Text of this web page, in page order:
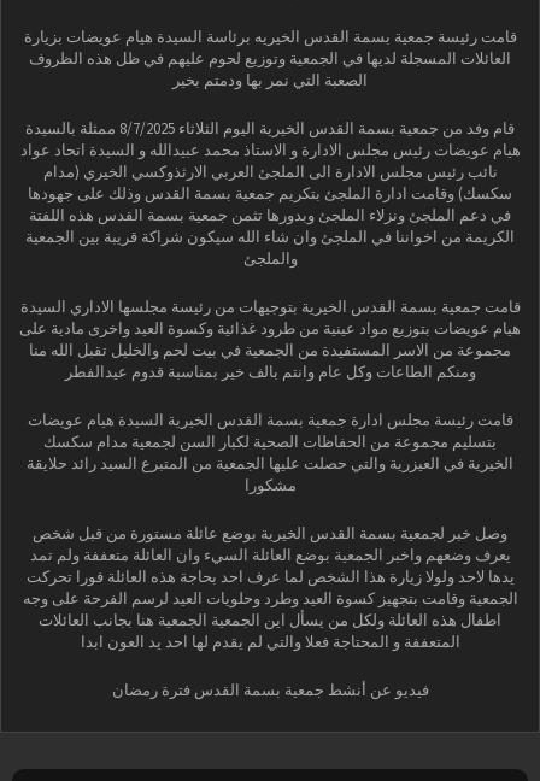
قامت رئيسة جمعية بسمة القدس الخيريه برئاسة السيدة هيام عويضات بزيارة
العائلات المسجلة لديها في الجمعية وتوزيع لحوم عليهم في ظل هذه الظروف
الصعبة التي نمر بها ودمتم بخير
قام وفد من جمعية بسمة القدس الخيرية اليوم الثلاثاء 8/7/2025 ممثلة بالسيدة
هيام عويضات رئيس مجلس الادارة و الاستاذ محمد عبيدالله و السيدة اتحاد عواد
نائب رئيس مجلس الادارة الى الملجئ العربي الارثذوكسي الخيري (مدام
سكسك) وقامت ادارة الملجئ بتكريم جمعية بسمة القدس وذلك على جهودها
في دعم الملجئ ونزلاء الملجئ وبدورها تثمن جمعية بسمة القدس هذه اللفتة
الكريمة من اخواننا في الملجئ وان شاء الله سيكون شراكة قريبة بين الجمعية
والملجئ
قامت جمعية بسمة القدس الخيرية بتوجيهات من رئيسة مجلسها الاداري السيدة
هيام عويضات بتوزيع مواد عينية من طرود غذائية وكسوة العيد واخرى مادية على
مجموعة من الاسر المستفيدة من الجمعية في بيت لحم والخليل تقبل الله منا
ومنكم الطاعات وكل عام وانتم بالف خير بمناسبة قدوم عيدالفطر
قامت رئيسة مجلس ادارة جمعية بسمة القدس الخيرية السيدة هيام عويضات
بتسليم مجموعة من الحفاظات الصحية لكبار السن لجمعية مدام سكسك
الخيرية في العيزرية والتي حصلت عليها الجمعية من المتبرع السيد رائد حلايقة
مشكورا
وصل خبر لجمعية بسمة القدس الخيرية بوضع عائلة مستورة من قبل شخص
يعرف وضعهم واخبر الجمعية بوضع العائلة السيء وان العائلة متعففة ولم تمد
يدها لاحد ولولا زيارة هذا الشخص لما عرف احد بحاجة هذه العائلة فورا تحركت
الجمعية وقامت بتجهيز كسوة العيد وطرد وحلويات العيد لرسم الفرحة على وجه
اطفال هذه العائلة ولكل من يسأل اين الجمعية الجمعية هنا بجانب العائلات
المتعففة و المحتاجة فعلا والتي لم يقدم لها احد يد العون ابدا
فيديو عن أنشط جمعية بسمة القدس فترة رمضان